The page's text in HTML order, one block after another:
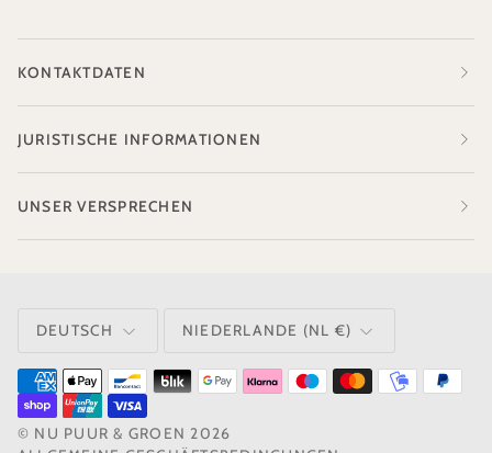
KONTAKTDATEN
JURISTISCHE INFORMATIONEN
UNSER VERSPRECHEN
DEUTSCH WÄHRUNG
NIEDERLANDE (NL €)
© NU PUUR & GROEN 2026